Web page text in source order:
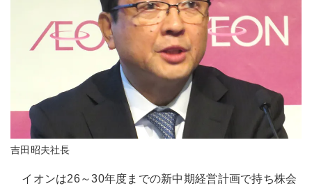
吉田昭夫社長
イオンは26～30年度までの新中期経営計画で持ち株会